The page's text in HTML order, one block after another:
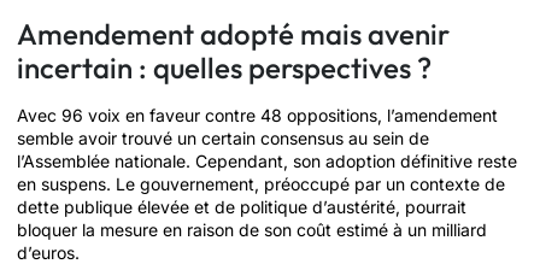
Amendement adopté mais avenir
incertain : quelles perspectives ?
Avec 96 voix en faveur contre 48 oppositions, l’amendement
semble avoir trouvé un certain consensus au sein de
l’Assemblée nationale. Cependant, son adoption définitive reste
en suspens. Le gouvernement, préoccupé par un contexte de
dette publique élevée et de politique d’austérité, pourrait
bloquer la mesure en raison de son coût estimé à un milliard
d’euros.